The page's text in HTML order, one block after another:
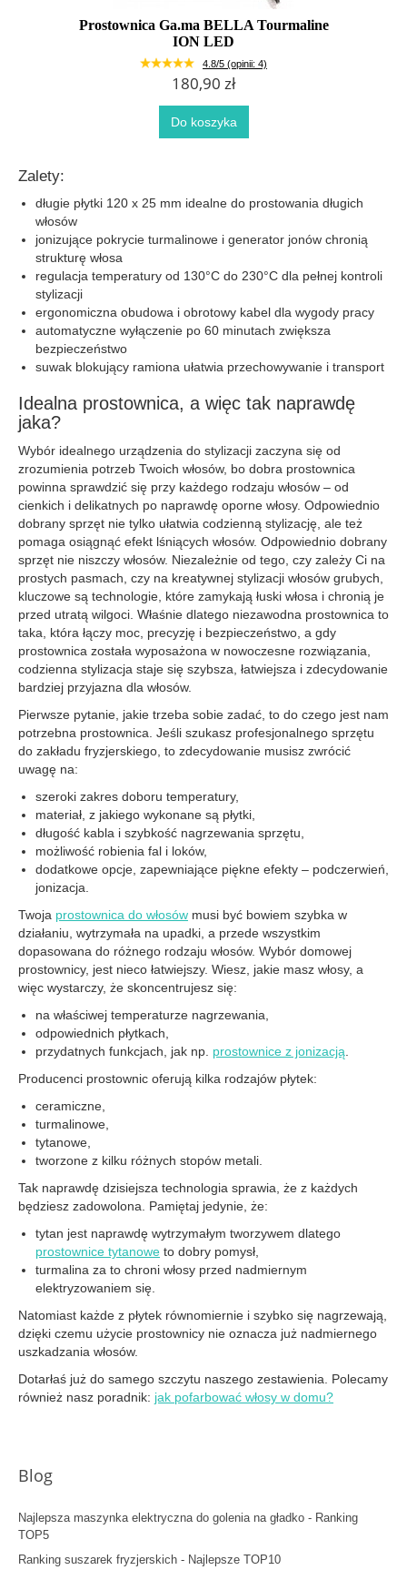
Prostownica Ga.ma BELLA Tourmaline
ION LED
4.8/5 (opinii: 4)
180,90 zł
Do koszyka
Zalety:
długie płytki 120 x 25 mm idealne do prostowania długich
włosów
jonizujące pokrycie turmalinowe i generator jonów chronią
strukturę włosa
regulacja temperatury od 130°C do 230°C dla pełnej kontroli
stylizacji
ergonomiczna obudowa i obrotowy kabel dla wygody pracy
automatyczne wyłączenie po 60 minutach zwiększa
bezpieczeństwo
suwak blokujący ramiona ułatwia przechowywanie i transport
Idealna prostownica, a więc tak naprawdę
jaka?
Wybór idealnego urządzenia do stylizacji zaczyna się od
zrozumienia potrzeb Twoich włosów, bo dobra prostownica
powinna sprawdzić się przy każdego rodzaju włosów – od
cienkich i delikatnych po naprawdę oporne włosy. Odpowiednio
dobrany sprzęt nie tylko ułatwia codzienną stylizację, ale też
pomaga osiągnąć efekt lśniących włosów. Odpowiednio dobrany
sprzęt nie niszczy włosów. Niezależnie od tego, czy zależy Ci na
prostych pasmach, czy na kreatywnej stylizacji włosów grubych,
kluczowe są technologie, które zamykają łuski włosa i chronią je
przed utratą wilgoci. Właśnie dlatego niezawodna prostownica to
taka, która łączy moc, precyzję i bezpieczeństwo, a gdy
prostownica została wyposażona w nowoczesne rozwiązania,
codzienna stylizacja staje się szybsza, łatwiejsza i zdecydowanie
bardziej przyjazna dla włosów.
Pierwsze pytanie, jakie trzeba sobie zadać, to do czego jest nam
potrzebna prostownica. Jeśli szukasz profesjonalnego sprzętu
do zakładu fryzjerskiego, to zdecydowanie musisz zwrócić
uwagę na:
szeroki zakres doboru temperatury,
materiał, z jakiego wykonane są płytki,
długość kabla i szybkość nagrzewania sprzętu,
możliwość robienia fal i loków,
dodatkowe opcje, zapewniające piękne efekty – podczerwień,
jonizacja.
Twoja prostownica do włosów musi być bowiem szybka w
działaniu, wytrzymała na upadki, a przede wszystkim
dopasowana do różnego rodzaju włosów. Wybór domowej
prostownicy, jest nieco łatwiejszy. Wiesz, jakie masz włosy, a
więc wystarczy, że skoncentrujesz się:
na właściwej temperaturze nagrzewania,
odpowiednich płytkach,
przydatnych funkcjach, jak np. prostownice z jonizacją.
Producenci prostownic oferują kilka rodzajów płytek:
ceramiczne,
turmalinowe,
tytanowe,
tworzone z kilku różnych stopów metali.
Tak naprawdę dzisiejsza technologia sprawia, że z każdych
będziesz zadowolona. Pamiętaj jedynie, że:
tytan jest naprawdę wytrzymałym tworzywem dlatego
prostownice tytanowe to dobry pomysł,
turmalina za to chroni włosy przed nadmiernym
elektryzowaniem się.
Natomiast każde z płytek równomiernie i szybko się nagrzewają,
dzięki czemu użycie prostownicy nie oznacza już nadmiernego
uszkadzania włosów.
Dotarłaś już do samego szczytu naszego zestawienia. Polecamy
również nasz poradnik: jak pofarbować włosy w domu?
Blog
Najlepsza maszynka elektryczna do golenia na gładko - Ranking
TOP5
Ranking suszarek fryzjerskich - Najlepsze TOP10